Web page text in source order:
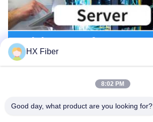
Produktentwurf
HX Fiber
8:02 PM
Good day, what product are you looking for?